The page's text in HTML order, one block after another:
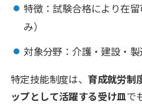
特徴：試験合格により在
み）
対象分野：介護・建設・
特定技能制度は、 育成就労制
ップとして活躍する受け皿で